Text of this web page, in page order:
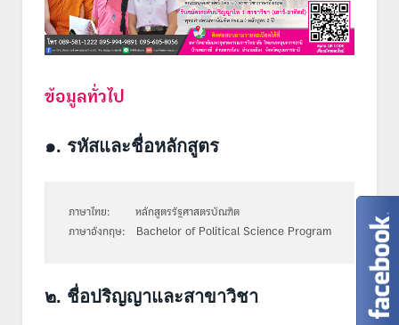
ข้อมูลทั่วไป
๑. รหัสและชื่อหลักสูตร
ภาษาไทย: หลักสูตรรัฐศาสตรบัณฑิต
ภาษาอังกฤษ: Bachelor of Political Science Program
๒. ชื่อปริญญาและสาขาวิชา